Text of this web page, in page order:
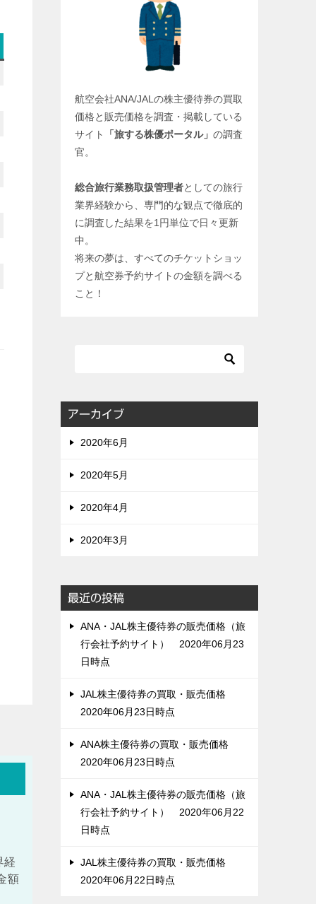
経
額
航空会社ANA/JALの株主優待券の買取
価格と販売価格を調査・掲載している
サイト
「旅する株優ポータル」 の調査
官。
総合旅行業務取扱管理者としての旅行
業界経験から、専門的な観点で徹底的
に調査した結果を1円単位で日々更新
中。
将来の夢は、すべてのチケットショッ
プと航空券予約サイトの金額を調べる
こと！
アーカイブ
2020年6月
2020年5月
2020年4月
2020年3月
最近の投稿
ANA・JAL株主優待券の販売価格（旅
行会社予約サイト） 2020年06月23
日時点
JAL株主優待券の買取・販売価格
2020年06月23日時点
ANA株主優待券の買取・販売価格
2020年06月23日時点
ANA・JAL株主優待券の販売価格（旅
行会社予約サイト） 2020年06月22
日時点
JAL株主優待券の買取・販売価格
2020年06月22日時点